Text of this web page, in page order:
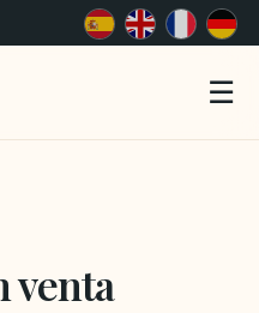
☰
venta